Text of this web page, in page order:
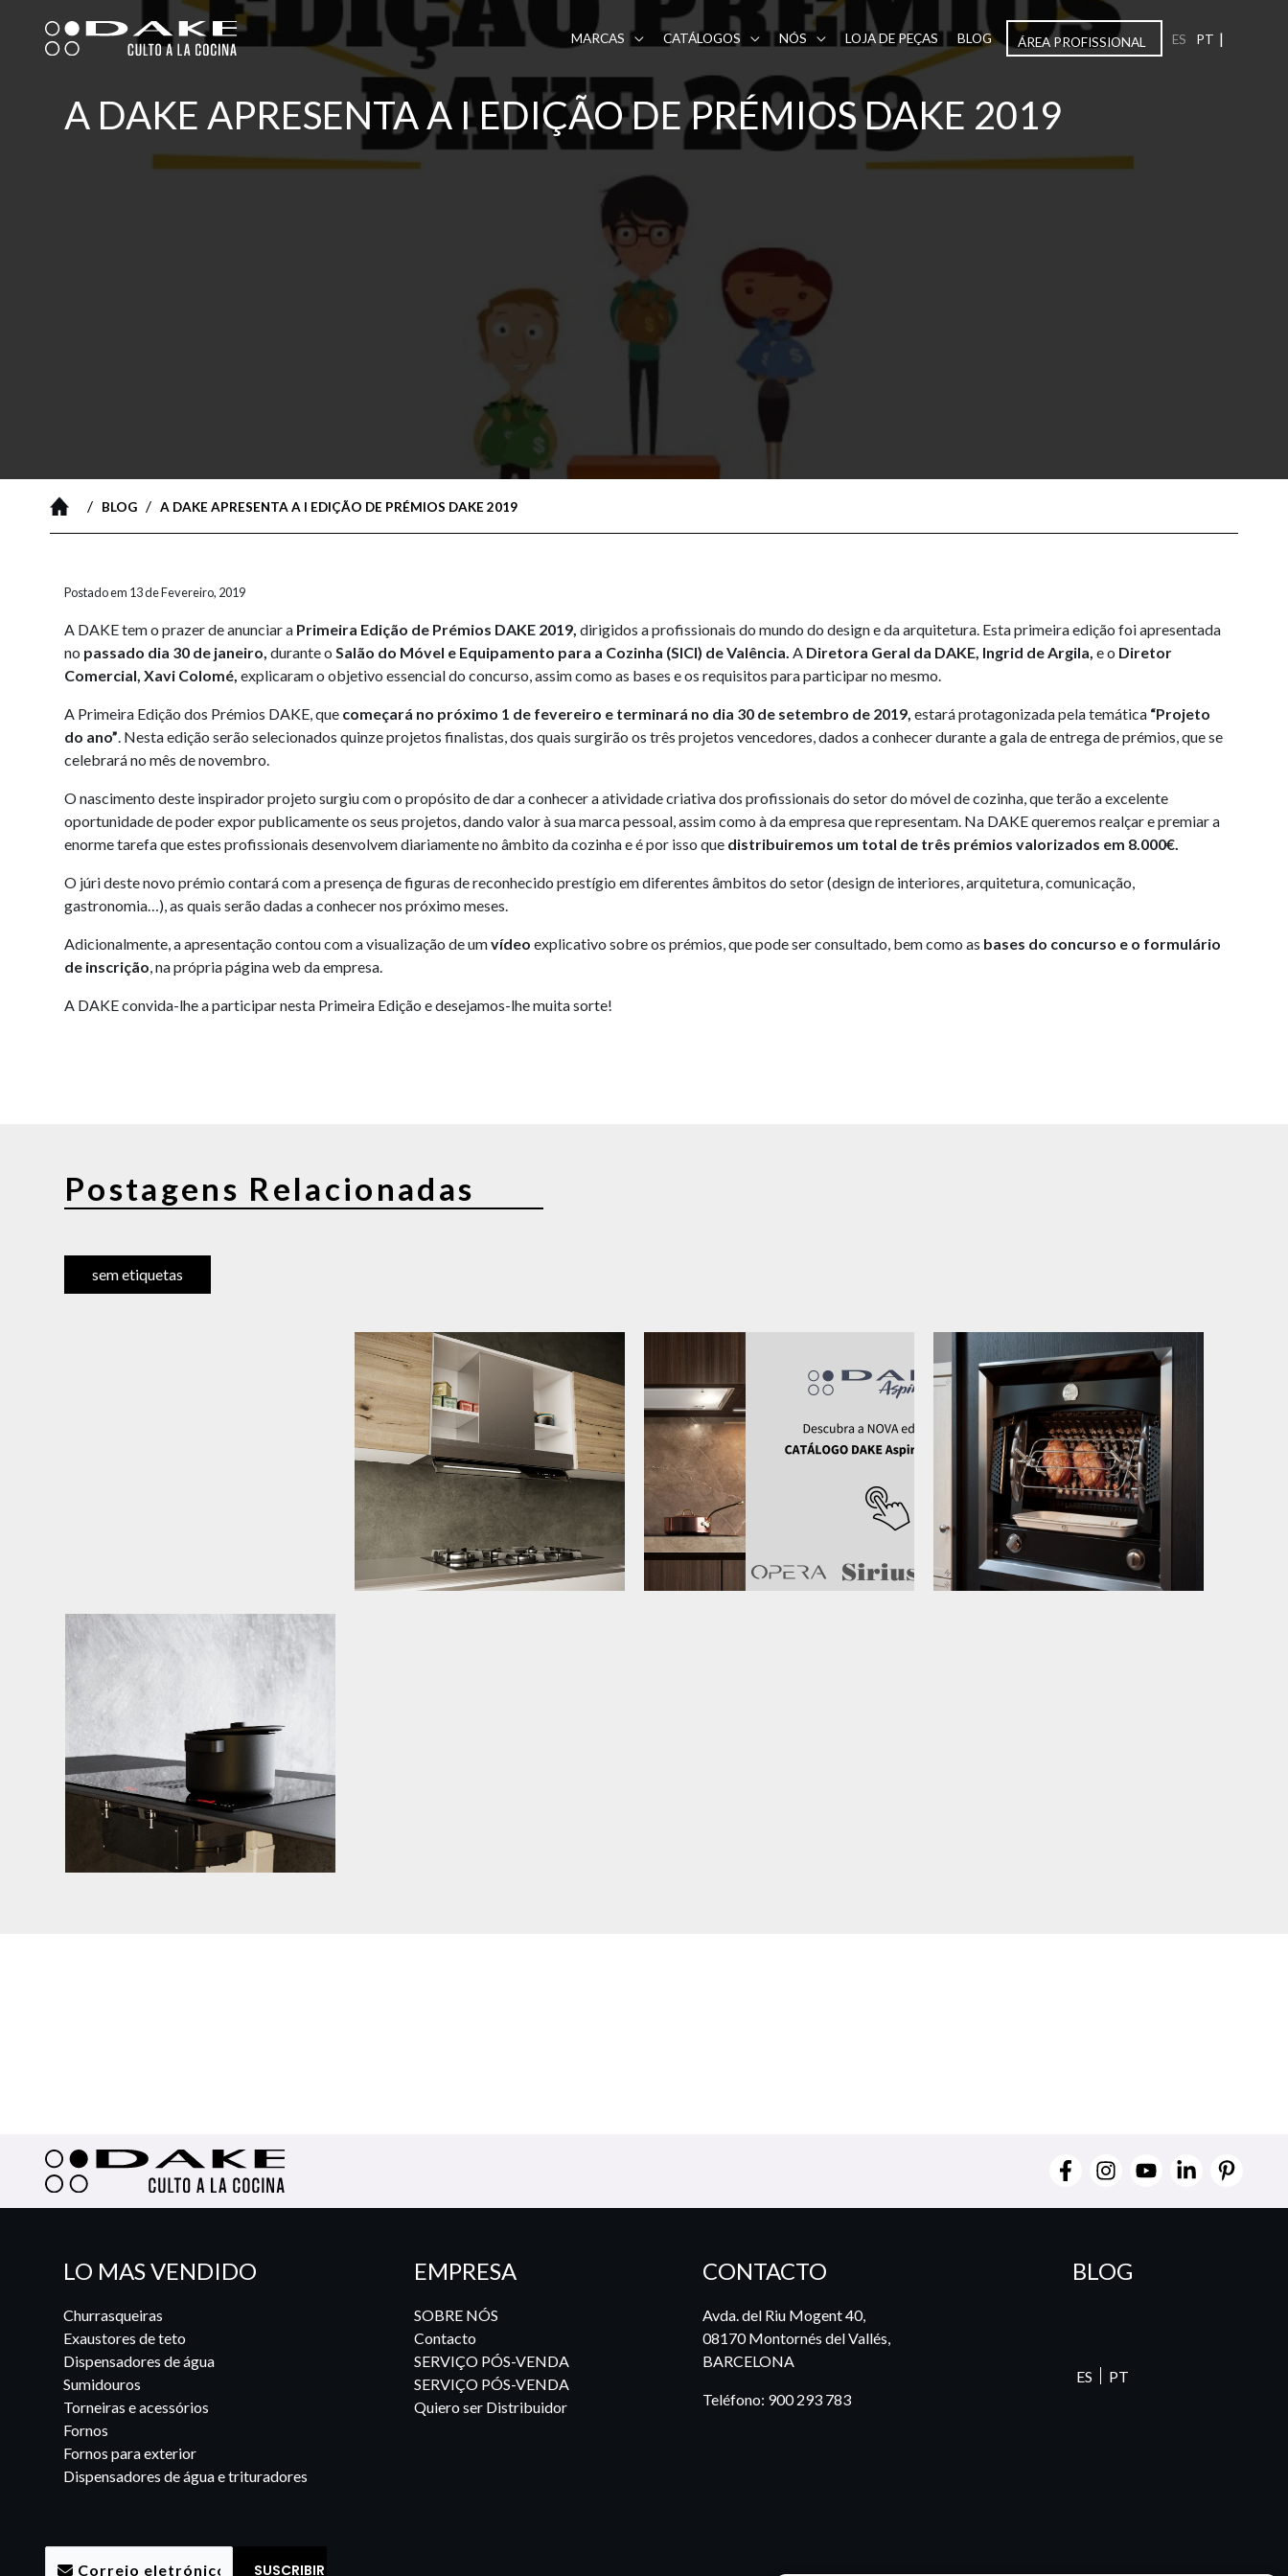
content
MARCAS CATÁLOGOS NÓS LOJA DE PEÇAS BLOG ÁREA PROFISSIONAL ES PT |
A DAKE APRESENTA A I EDIÇÃO DE PRÉMIOS DAKE 2019
/ BLOG / A DAKE APRESENTA A I EDIÇÃO DE PRÉMIOS DAKE 2019
Postado em 13 de Fevereiro, 2019
A DAKE tem o prazer de anunciar a Primeira Edição de Prémios DAKE 2019, dirigidos a profissionais do mundo do design e da arquitetura. Esta primeira edição foi apresentada
no passado dia 30 de janeiro, durante o Salão do Móvel e Equipamento para a Cozinha (SICI) de Valência. A Diretora Geral da DAKE, Ingrid de Argila, e o Diretor
Comercial, Xavi Colomé, explicaram o objetivo essencial do concurso, assim como as bases e os requisitos para participar no mesmo.
A Primeira Edição dos Prémios DAKE, que começará no próximo 1 de fevereiro e terminará no dia 30 de setembro de 2019, estará protagonizada pela temática “Projeto
do ano”. Nesta edição serão selecionados quinze projetos finalistas, dos quais surgirão os três projetos vencedores, dados a conhecer durante a gala de entrega de prémios, que se
celebrará no mês de novembro.
O nascimento deste inspirador projeto surgiu com o propósito de dar a conhecer a atividade criativa dos profissionais do setor do móvel de cozinha, que terão a excelente
oportunidade de poder expor publicamente os seus projetos, dando valor à sua marca pessoal, assim como à da empresa que representam. Na DAKE queremos realçar e premiar a
enorme tarefa que estes profissionais desenvolvem diariamente no âmbito da cozinha e é por isso que distribuiremos um total de três prémios valorizados em 8.000€.
O júri deste novo prémio contará com a presença de figuras de reconhecido prestígio em diferentes âmbitos do setor (design de interiores, arquitetura, comunicação,
gastronomia…), as quais serão dadas a conhecer nos próximo meses.
Adicionalmente, a apresentação contou com a visualização de umvídeo explicativo sobre os prémios, que pode ser consultado, bem como as bases do concurso e o formulário
de inscrição, na própria página web da empresa.
A DAKE convida-lhe a participar nesta Primeira Edição e desejamos-lhe muita sorte!
Postagens Relacionadas
sem etiquetas
LO MAS VENDIDO
Churrasqueiras
Exaustores de teto
Dispensadores de água
Sumidouros
Torneiras e acessórios
Fornos
Fornos para exterior
Dispensadores de água e trituradores
EMPRESA
SOBRE NÓS
Contacto
SERVIÇO PÓS-VENDA
SERVIÇO PÓS-VENDA
Quiero ser Distribuidor
CONTACTO
Avda. del Riu Mogent 40,
08170 Montornés del Vallés,
BARCELONA
Teléfono: 900 293 783
BLOG
ES PT